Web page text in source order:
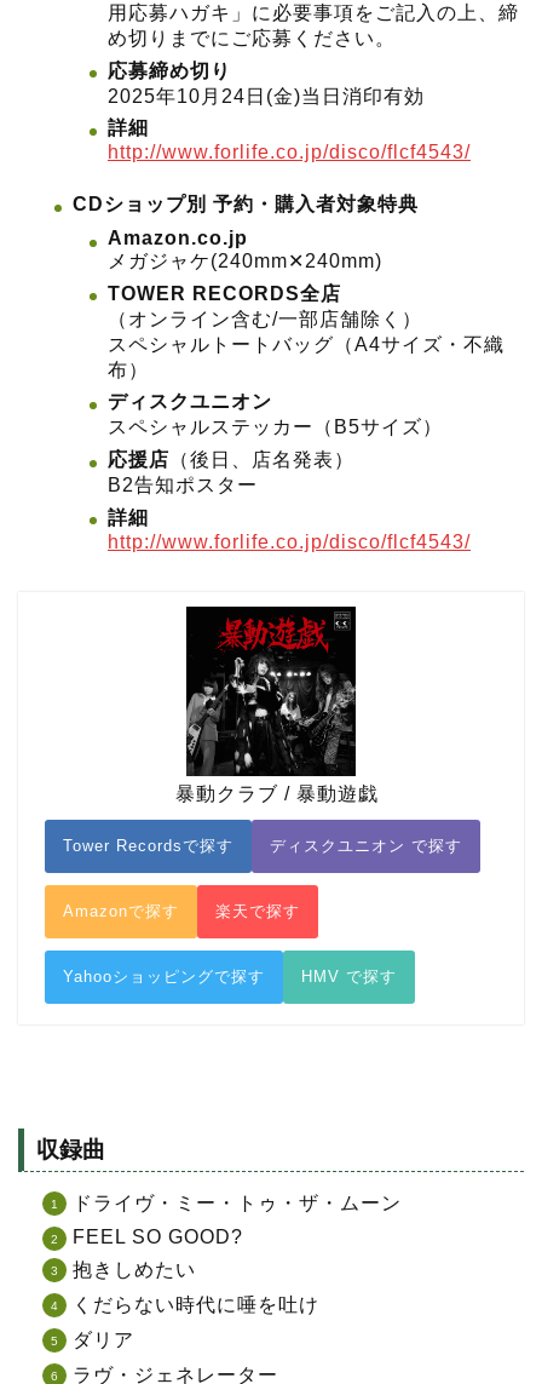
用応募ハガキ」に必要事項をご記入の上、締
め切りまでにご応募ください。
応募締め切り
2025年10月24日(金)当日消印有効
詳細
http://www.forlife.co.jp/disco/flcf4543/
CDショップ別 予約・購入者対象特典
Amazon.co.jp
メガジャケ(240mm✕240mm)
TOWER RECORDS全店
（オンライン含む/一部店舗除く）
スペシャルトートバッグ（A4サイズ・不織
布）
ディスクユニオン
スペシャルステッカー（B5サイズ）
応援店 （後日、店名発表）
B2告知ポスター
詳細
http://www.forlife.co.jp/disco/flcf4543/
暴動クラブ / 暴動遊戯
Tower Recordsで探す ディスクユニオン で探す
Amazonで探す 楽天で探す
Yahooショッピングで探す HMV で探す
収録曲
ドライヴ・ミー・トゥ・ザ・ムーン
FEEL SO GOOD?
抱きしめたい
くだらない時代に唾を吐け
ダリア
ラヴ・ジェネレーター